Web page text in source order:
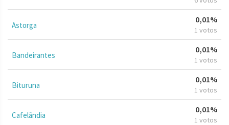
Astorga
0,01%
1 votos
Bandeirantes
0,01%
1 votos
Bituruna
0,01%
1 votos
Cafelândia
0,01%
1 votos